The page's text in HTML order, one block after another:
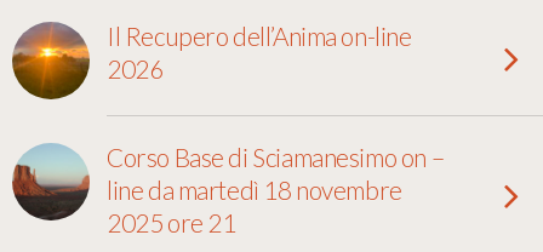
Il Recupero dell’Anima on-line
2026
Corso Base di Sciamanesimo on –
line da martedì 18 novembre
2025 ore 21